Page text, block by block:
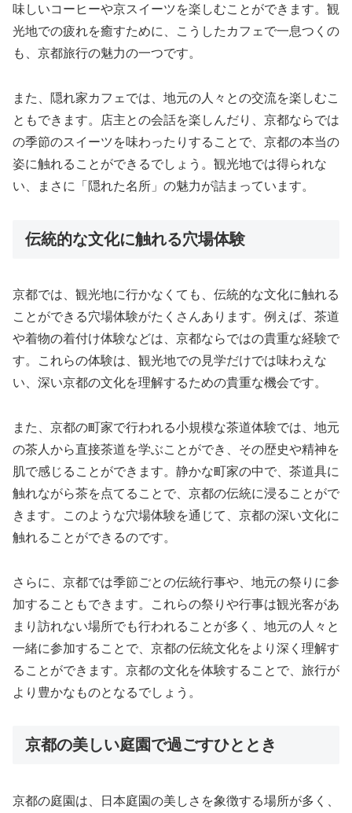
味しいコーヒーや京スイーツを楽しむことができます。観
光地での疲れを癒すために、こうしたカフェで一息つくの
も、京都旅行の魅力の一つです。
また、隠れ家カフェでは、地元の人々との交流を楽しむこ
ともできます。店主との会話を楽しんだり、京都ならでは
の季節のスイーツを味わったりすることで、京都の本当の
姿に触れることができるでしょう。観光地では得られな
い、まさに「隠れた名所」の魅力が詰まっています。
伝統的な文化に触れる穴場体験
京都では、観光地に行かなくても、伝統的な文化に触れる
ことができる穴場体験がたくさんあります。例えば、茶道
や着物の着付け体験などは、京都ならではの貴重な経験で
す。これらの体験は、観光地での見学だけでは味わえな
い、深い京都の文化を理解するための貴重な機会です。
また、京都の町家で行われる小規模な茶道体験では、地元
の茶人から直接茶道を学ぶことができ、その歴史や精神を
肌で感じることができます。静かな町家の中で、茶道具に
触れながら茶を点てることで、京都の伝統に浸ることがで
きます。このような穴場体験を通じて、京都の深い文化に
触れることができるのです。
さらに、京都では季節ごとの伝統行事や、地元の祭りに参
加することもできます。これらの祭りや行事は観光客があ
まり訪れない場所でも行われることが多く、地元の人々と
一緒に参加することで、京都の伝統文化をより深く理解す
ることができます。京都の文化を体験することで、旅行が
より豊かなものとなるでしょう。
京都の美しい庭園で過ごすひととき
京都の庭園は、日本庭園の美しさを象徴する場所が多く、